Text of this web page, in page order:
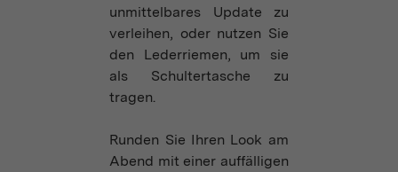
unmittelbares Update zu
verleihen, oder nutzen Sie
den Lederriemen, um sie
als Schultertasche zu
tragen.
Runden Sie Ihren Look am
Abend mit einer auffälligen